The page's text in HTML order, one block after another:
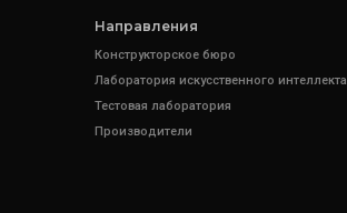
Направления
Конструкторское бюро
Лаборатория искусственного интеллекта
Тестовая лаборатория
Производители